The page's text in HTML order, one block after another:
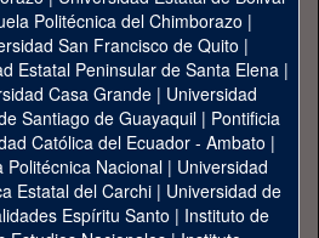
Politécnica del Chimborazo |
San Francisco de Quito |
Estatal Peninsular de Santa Elena|
Casa Grande | Universidad
Santiago de Guayaquil| Pontificia
Católica del Ecuador - Ambato |
Politécnica Nacional| Universidad
Estatal del Carchi| Universidad de
Espíritu Santo | Instituto de